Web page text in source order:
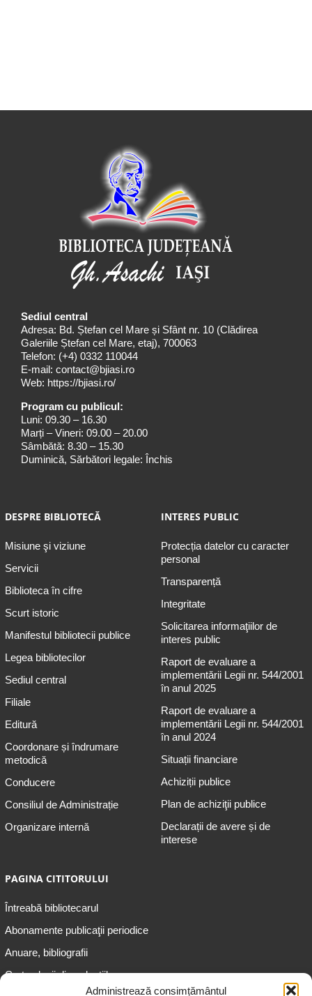
Administrează consimțământul
Sediul central
Adresa: Bd. Ștefan cel Mare și Sfânt nr. 10 (Clădirea
Galeriile Ștefan cel Mare, etaj), 700063
Telefon: (+4) 0332 110044
E-mail: contact@bjiasi.ro
Web: https://bjiasi.ro/
Program cu publicul:
Luni: 09.30 – 16.30
Marți – Vineri: 09.00 – 20.00
Sâmbătă: 8.30 – 15.30
Duminică, Sărbători legale: Închis
DESPRE BIBLIOTECĂ
Misiune şi viziune
Servicii
Biblioteca în cifre
Scurt istoric
Manifestul bibliotecii publice
Legea bibliotecilor
Sediul central
Filiale
Editură
Coordonare și îndrumare
metodică
Conducere
Consiliul de Administrație
Organizare internă
INTERES PUBLIC
Protecția datelor cu caracter
personal
Transparență
Integritate
Solicitarea informaţiilor de
interes public
Raport de evaluare a
implementării Legii nr. 544/2001
în anul 2025
Raport de evaluare a
implementării Legii nr. 544/2001
în anul 2024
Situații financiare
Achiziții publice
Plan de achiziţii publice
Declarații de avere și de
interese
PAGINA CITITORULUI
Întreabă bibliotecarul
Abonamente publicaţii periodice
Anuare, bibliografii
Cartea lunii din colecțiile